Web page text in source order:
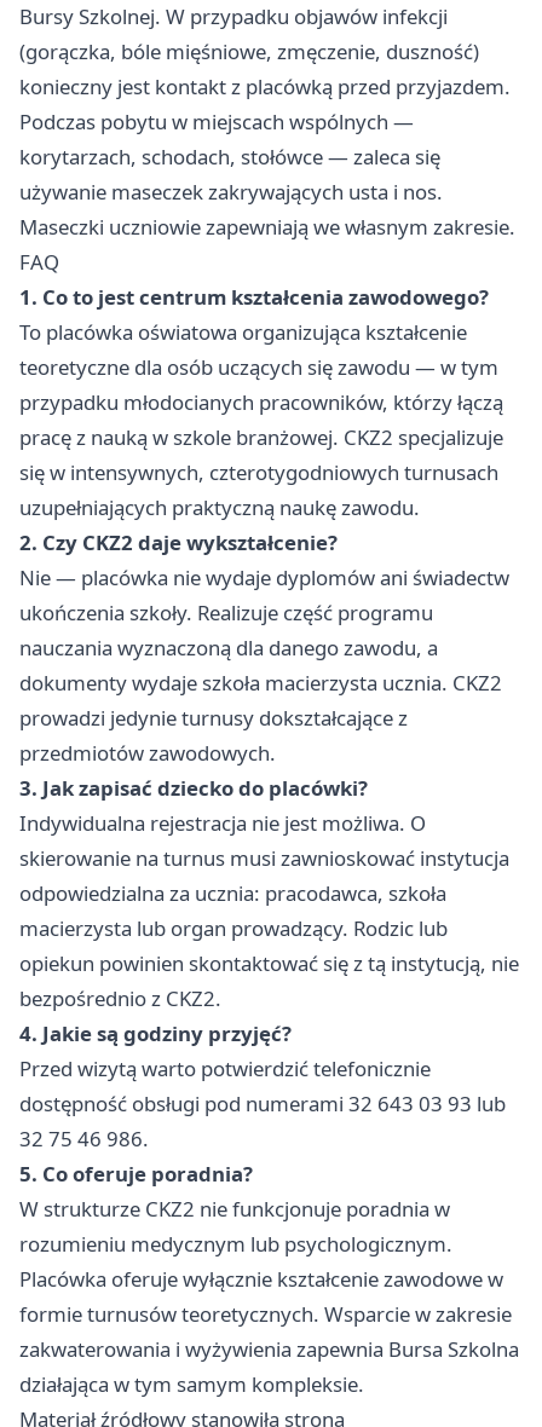
Bursy Szkolnej. W przypadku objawów infekcji
(gorączka, bóle mięśniowe, zmęczenie, duszność)
konieczny jest kontakt z placówką przed przyjazdem.
Podczas pobytu w miejscach wspólnych —
korytarzach, schodach, stołówce — zaleca się
używanie maseczek zakrywających usta i nos.
Maseczki uczniowie zapewniają we własnym zakresie.
FAQ
1. Co to jest centrum kształcenia zawodowego?
To placówka oświatowa organizująca kształcenie
teoretyczne dla osób uczących się zawodu — w tym
przypadku młodocianych pracowników, którzy łączą
pracę z nauką w szkole branżowej. CKZ2 specjalizuje
się w intensywnych, czterotygodniowych turnusach
uzupełniających praktyczną naukę zawodu.
2. Czy CKZ2 daje wykształcenie?
Nie — placówka nie wydaje dyplomów ani świadectw
ukończenia szkoły. Realizuje część programu
nauczania wyznaczoną dla danego zawodu, a
dokumenty wydaje szkoła macierzysta ucznia. CKZ2
prowadzi jedynie turnusy dokształcające z
przedmiotów zawodowych.
3. Jak zapisać dziecko do placówki?
Indywidualna rejestracja nie jest możliwa. O
skierowanie na turnus musi zawnioskować instytucja
odpowiedzialna za ucznia: pracodawca, szkoła
macierzysta lub organ prowadzący. Rodzic lub
opiekun powinien skontaktować się z tą instytucją, nie
bezpośrednio z CKZ2.
4. Jakie są godziny przyjęć?
Przed wizytą warto potwierdzić telefonicznie
dostępność obsługi pod numerami 32 643 03 93 lub
32 75 46 986.
5. Co oferuje poradnia?
W strukturze CKZ2 nie funkcjonuje poradnia w
rozumieniu medycznym lub psychologicznym.
Placówka oferuje wyłącznie kształcenie zawodowe w
formie turnusów teoretycznych. Wsparcie w zakresie
zakwaterowania i wyżywienia zapewnia Bursa Szkolna
działająca w tym samym kompleksie.
Materiał źródłowy stanowiła strona